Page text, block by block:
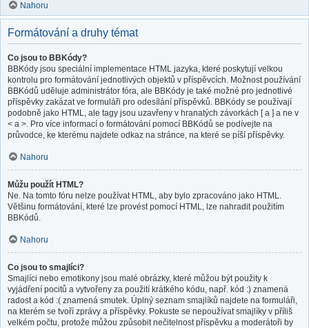
Nahoru
Formátování a druhy témat
Co jsou to BBKódy?
BBKódy jsou speciální implementace HTML jazyka, které poskytují velkou
kontrolu pro formátování jednotlivých objektů v příspěvcích. Možnost používání
BBKódů uděluje administrátor fóra, ale BBKódy je také možné pro jednotlivé
příspěvky zakázat ve formuláři pro odesílání příspěvků. BBKódy se používají
podobně jako HTML, ale tagy jsou uzavřeny v hranatých závorkách [ a ] a ne v
< a >. Pro více informací o formátování pomocí BBKódů se podívejte na
průvodce, ke kterému najdete odkaz na stránce, na které se píší příspěvky.
Nahoru
Můžu použít HTML?
Ne. Na tomto fóru nelze používat HTML, aby bylo zpracováno jako HTML.
Většinu formátování, které lze provést pomocí HTML, lze nahradit použitím
BBKódů.
Nahoru
Co jsou to smajlíci?
Smajlíci nebo emotikony jsou malé obrázky, které můžou být použity k
vyjádření pocitů a vytvořeny za použití krátkého kódu, např. kód :) znamená
radost a kód :( znamená smutek. Úplný seznam smajlíků najdete na formuláři,
na kterém se tvoří zprávy a příspěvky. Pokuste se nepoužívat smajlíky v příliš
velkém počtu, protože můžou způsobit nečitelnost příspěvku a moderátoři by